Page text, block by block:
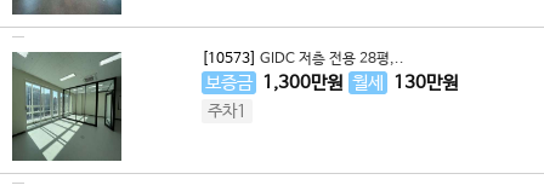
[10573] GIDC 저층 전용 28평,..
보증금 1,300만원 월세 130만원
주차1